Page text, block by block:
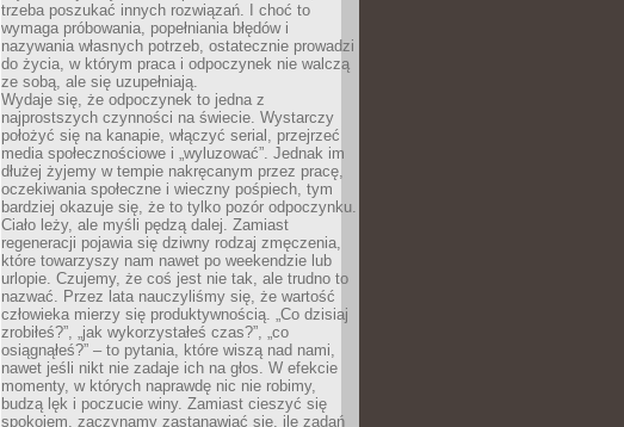
trzeba poszukać innych rozwiązań. I choć to
wymaga próbowania, popełniania błędów i
nazywania własnych potrzeb, ostatecznie prowadzi
do życia, w którym praca i odpoczynek nie walczą
ze sobą, ale się uzupełniają.
Wydaje się, że odpoczynek to jedna z
najprostszych czynności na świecie. Wystarczy
położyć się na kanapie, włączyć serial, przejrzeć
media społecznościowe i „wyluzować”. Jednak im
dłużej żyjemy w tempie nakręcanym przez pracę,
oczekiwania społeczne i wieczny pośpiech, tym
bardziej okazuje się, że to tylko pozór odpoczynku.
Ciało leży, ale myśli pędzą dalej. Zamiast
regeneracji pojawia się dziwny rodzaj zmęczenia,
które towarzyszy nam nawet po weekendzie lub
urlopie. Czujemy, że coś jest nie tak, ale trudno to
nazwać. Przez lata nauczyliśmy się, że wartość
człowieka mierzy się produktywnością. „Co dzisiaj
zrobiłeś?”, „jak wykorzystałeś czas?”, „co
osiągnąłeś?” – to pytania, które wiszą nad nami,
nawet jeśli nikt nie zadaje ich na głos. W efekcie
momenty, w których naprawdę nic nie robimy,
budzą lęk i poczucie winy. Zamiast cieszyć się
spokojem, zaczynamy zastanawiać się, ile zadań